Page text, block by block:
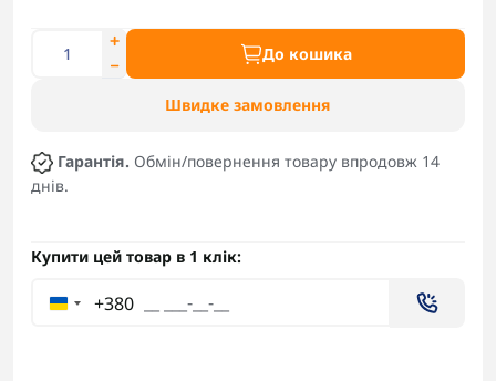
До кошика
Швидке замовлення
Гарантія. Обмін/повернення товару впродовж 14
днів.
Купити цей товар в 1 клік:
+380